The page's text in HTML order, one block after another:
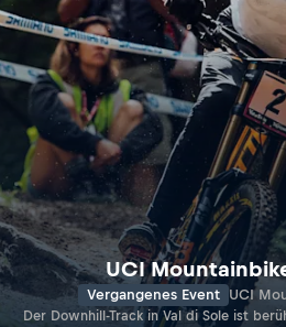
UCI
Vergangenes Event UCI
Der Downhill-Track in Val di Sole ist